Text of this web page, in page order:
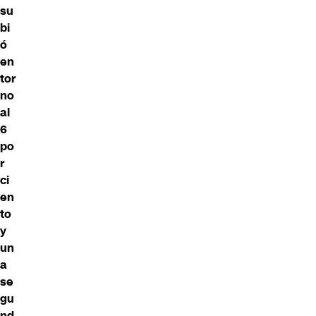
su
bi
ó
en
tor
no
al
6
po
r
ci
en
to
y
un
a
se
gu